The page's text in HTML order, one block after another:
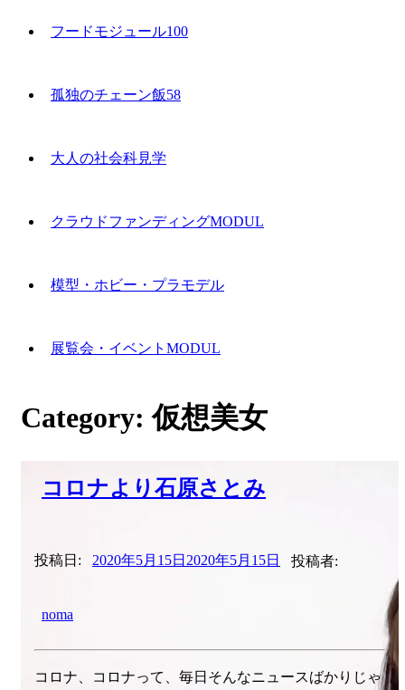
フードモジュール100
孤独のチェーン飯58
大人の社会科見学
クラウドファンディングMODUL
模型・ホビー・プラモデル
展覧会・イベントMODUL
Category:仮想美女
コロナより石原さとみ
投稿日: 2020年5月15日 2020年5月15日 投稿者:
noma
コロナ、コロナって、毎日そんなニュースばかりじゃ